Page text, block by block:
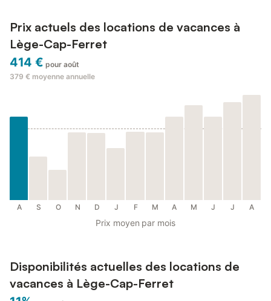
Prix actuels des locations de vacances à
Lège-Cap-Ferret
414 € pour août
379 € moyenne annuelle
A S O N D J F M A M J J A
Prix moyen par mois
Disponibilités actuelles des locations de
vacances à Lège-Cap-Ferret